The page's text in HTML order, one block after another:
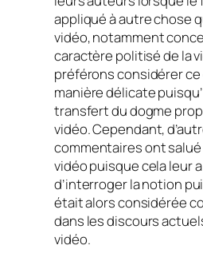
appliqué à autre chose
vidéo, notamment
caractère politisé de la
préférons considérer
manière délicate
transfert du dogme
vidéo. Cependant,
commentaires ont
vidéo puisque cela leur
d’interroger la notion
était alors considérée
dans les discours
vidéo.